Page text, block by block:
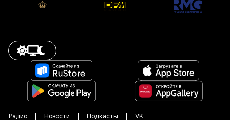
Радио Новости Подкасты VK